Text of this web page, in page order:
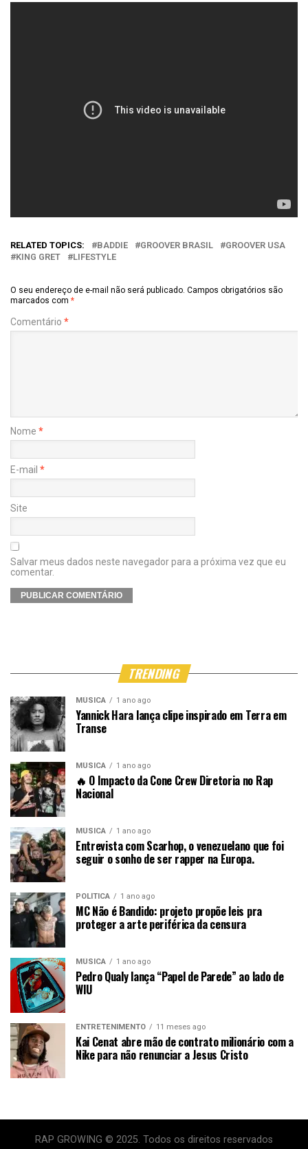
RELATED TOPICS: BADDIE GROOVER BRASIL
GROOVER USA
KING GRET
LIFESTYLE
O seu endereço de e-mail não será publicado. Campos obrigatórios são
marcados com *
Comentário *
Nome *
E-mail *
Site
Salvar meus dados neste navegador para a próxima vez que eu
comentar.
TRENDING
MÚSICA 1 ano ago
Yannick Hara lança clipe inspirado em Terra em
Transe
MÚSICA 1 ano ago
🔥 O Impacto da Cone Crew Diretoria no Rap
Nacional
MÚSICA 1 ano ago
Entrevista com Scarhop, o venezuelano que foi
seguir o sonho de ser rapper na Europa.
POLÍTICA 1 ano ago
MC Não é Bandido: projeto propõe leis pra
proteger a arte periférica da censura
MÚSICA 1 ano ago
Pedro Qualy lança “Papel de Parede” ao lado de
WIU
ENTRETENIMENTO 11 meses ago
Kai Cenat abre mão de contrato milionário com a
Nike para não renunciar a Jesus Cristo
RAP GROWING © 2025. Todos os direitos reservados